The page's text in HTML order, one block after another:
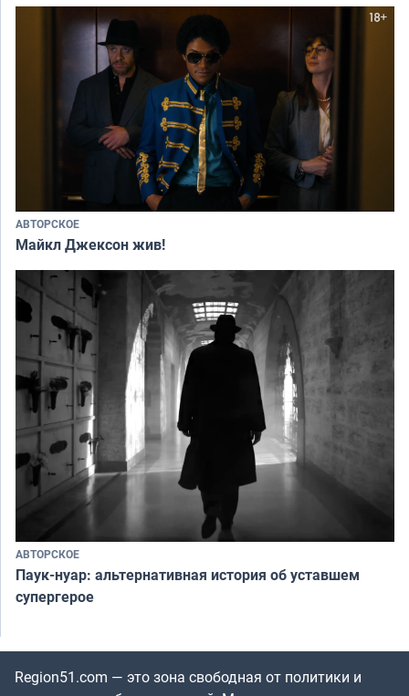
АВТОРСКОЕ
Майкл Джексон жив!
АВТОРСКОЕ
Паук-нуар: альтернативная история об уставшем
супергерое
Region51.com — это зона свободная от политики и